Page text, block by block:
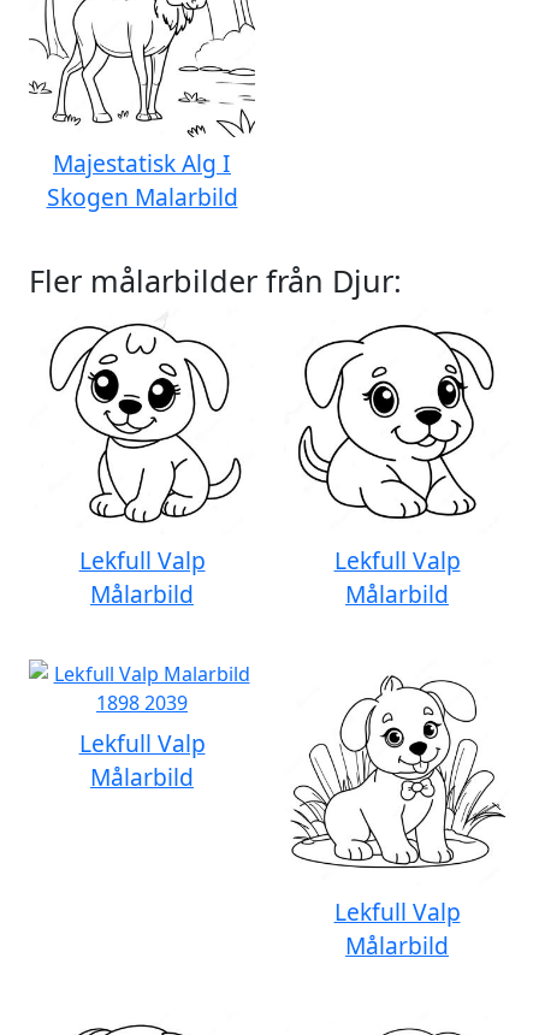
Majestatisk Alg I
Skogen Malarbild
Fler målarbilder från Djur:
Lekfull Valp
Målarbild
Lekfull Valp
Målarbild
Lekfull Valp
Målarbild
Lekfull Valp
Målarbild